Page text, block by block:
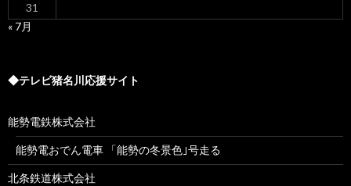
31
« 7月
◆テレビ猪名川応援サイト
能勢電鉄株式会社
能勢電おでん電車 「能勢の冬景色｣号走る
北条鉄道株式会社